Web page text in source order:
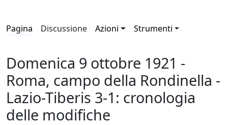
Pagina Discussione Azioni Strumenti
Domenica 9 ottobre 1921 -
Roma, campo della Rondinella -
Lazio-Tiberis 3-1: cronologia
delle modifiche